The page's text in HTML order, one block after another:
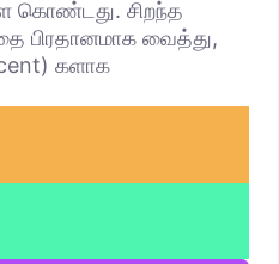
கொண்டது. சிறந்த
பிரதானமாக வைத்து,
களாக